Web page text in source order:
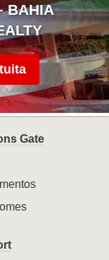
BAHIA
Gate